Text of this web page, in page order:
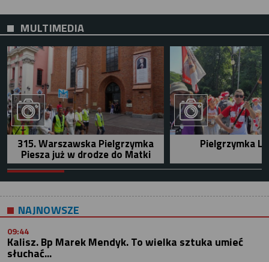
MULTIMEDIA
315. Warszawska Pielgrzymka
Piesza już w drodze do Matki
Pielgrzymka
NAJNOWSZE
09:44
Kalisz. Bp Marek Mendyk. To wielka sztuka umieć
słuchać...